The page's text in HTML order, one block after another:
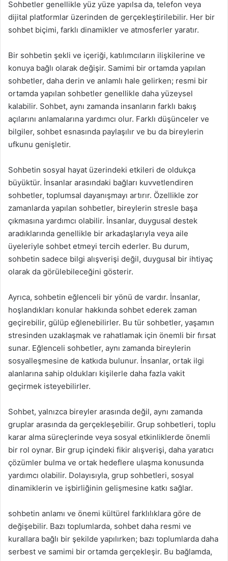
Sohbetler genellikle yüz yüze yapılsa da, telefon veya
dijital platformlar üzerinden de gerçekleştirilebilir. Her bir
sohbet biçimi, farklı dinamikler ve atmosferler yaratır.
Bir sohbetin şekli ve içeriği, katılımcıların ilişkilerine ve
konuya bağlı olarak değişir. Samimi bir ortamda yapılan
sohbetler, daha derin ve anlamlı hale gelirken; resmi bir
ortamda yapılan sohbetler genellikle daha yüzeysel
kalabilir. Sohbet, aynı zamanda insanların farklı bakış
açılarını anlamalarına yardımcı olur. Farklı düşünceler ve
bilgiler, sohbet esnasında paylaşılır ve bu da bireylerin
ufkunu genişletir.
Sohbetin sosyal hayat üzerindeki etkileri de oldukça
büyüktür. İnsanlar arasındaki bağları kuvvetlendiren
sohbetler, toplumsal dayanışmayı artırır. Özellikle zor
zamanlarda yapılan sohbetler, bireylerin stresle başa
çıkmasına yardımcı olabilir. İnsanlar, duygusal destek
aradıklarında genellikle bir arkadaşlarıyla veya aile
üyeleriyle sohbet etmeyi tercih ederler. Bu durum,
sohbetin sadece bilgi alışverişi değil, duygusal bir ihtiyaç
olarak da görülebileceğini gösterir.
Ayrıca, sohbetin eğlenceli bir yönü de vardır. İnsanlar,
hoşlandıkları konular hakkında sohbet ederek zaman
geçirebilir, gülüp eğlenebilirler. Bu tür sohbetler, yaşamın
stresinden uzaklaşmak ve rahatlamak için önemli bir fırsat
sunar. Eğlenceli sohbetler, aynı zamanda bireylerin
sosyalleşmesine de katkıda bulunur. İnsanlar, ortak ilgi
alanlarına sahip oldukları kişilerle daha fazla vakit
geçirmek isteyebilirler.
Sohbet, yalnızca bireyler arasında değil, aynı zamanda
gruplar arasında da gerçekleşebilir. Grup sohbetleri, toplu
karar alma süreçlerinde veya sosyal etkinliklerde önemli
bir rol oynar. Bir grup içindeki fikir alışverişi, daha yaratıcı
çözümler bulma ve ortak hedeflere ulaşma konusunda
yardımcı olabilir. Dolayısıyla, grup sohbetleri, sosyal
dinamiklerin ve işbirliğinin gelişmesine katkı sağlar.
sohbetin anlamı ve önemi kültürel farklılıklara göre de
değişebilir. Bazı toplumlarda, sohbet daha resmi ve
kurallara bağlı bir şekilde yapılırken; bazı toplumlarda daha
serbest ve samimi bir ortamda gerçekleşir. Bu bağlamda,